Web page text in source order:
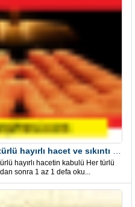
hayırlı hacetin kabulü Her türlü
sonra 1 az 1 defa oku...